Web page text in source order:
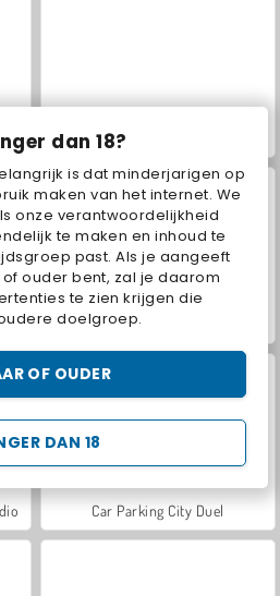
dan 18?
is dat minderjarigen op
maken van het internet. We
onze verantwoordelijkheid
te maken en inhoud te
past. Als je aangeeft
ouder bent, zal je daarom
te zien krijgen die
doelgroep.
DAN 18
OF OUDER
World War 2 Shooter
Hidden Object: Street of Secrets
Car Parking City Duel